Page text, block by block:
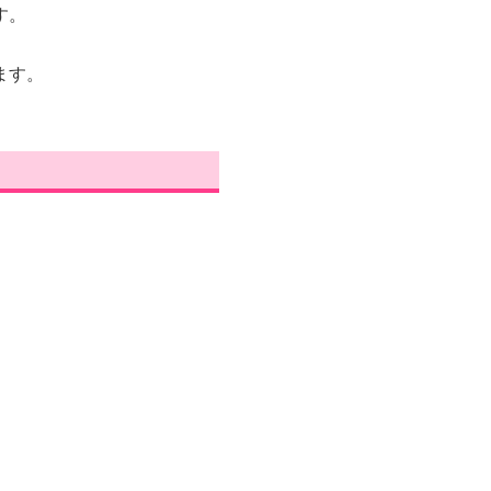
。